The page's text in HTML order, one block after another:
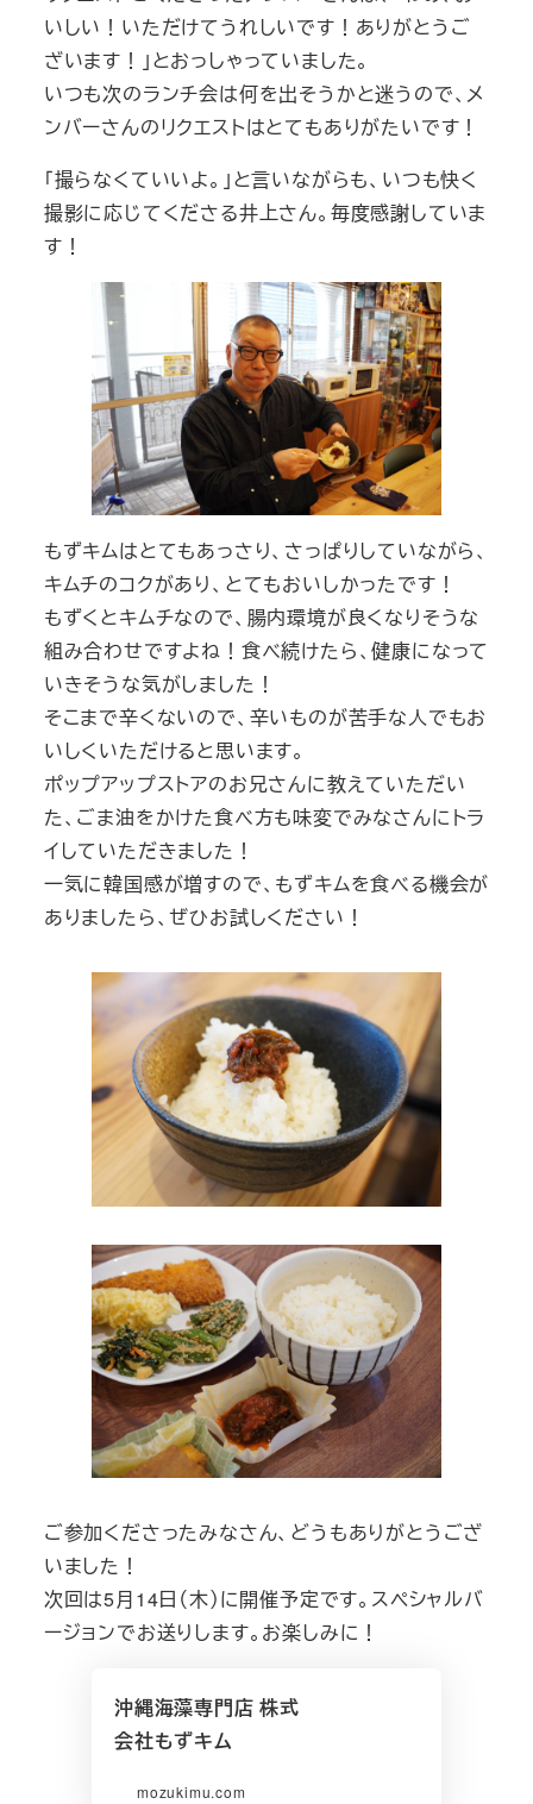
いしい！いただけてうれしいです！ありがとうご
ざいます！」とおっしゃっていました。
いつも次のランチ会は何を出そうかと迷うので、メ
ンバーさんのリクエストはとてもありがたいです！
「撮らなくていいよ。」と言いながらも、いつも快く
撮影に応じてくださる井上さん。毎度感謝していま
す！
もずキムはとてもあっさり、さっぱりしていながら、
キムチのコクがあり、とてもおいしかったです！
もずくとキムチなので、腸内環境が良くなりそうな
組み合わせですよね！食べ続けたら、健康になって
いきそうな気がしました！
そこまで辛くないので、辛いものが苦手な人でもお
いしくいただけると思います。
ポップアップストアのお兄さんに教えていただい
た、ごま油をかけた食べ方も味変でみなさんにトラ
イしていただきました！
一気に韓国感が増すので、もずキムを食べる機会が
ありましたら、ぜひお試しください！
ご参加くださったみなさん、どうもありがとうござ
いました！
次回は5月14日（木）に開催予定です。スペシャルバ
ージョンでお送りします。お楽しみに！
沖縄海藻専門店 株式
会社もずキム
mozukimu.com